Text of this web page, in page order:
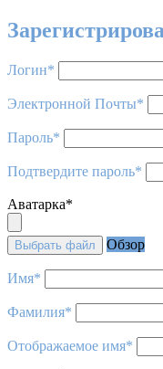
Логин*
Электронной Почты*
Пароль*
Подтвердите пароль*
Аватарка*
Выбрать файл Обзор
Имя*
Фамилия*
Отображаемое имя*